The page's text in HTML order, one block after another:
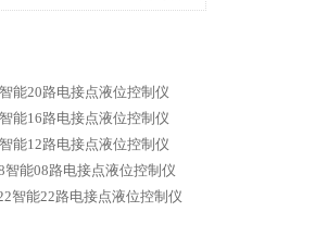
能20路电接点液位控制仪
能16路电接点液位控制仪
能12路电接点液位控制仪
智能08路电接点液位控制仪
智能22路电接点液位控制仪